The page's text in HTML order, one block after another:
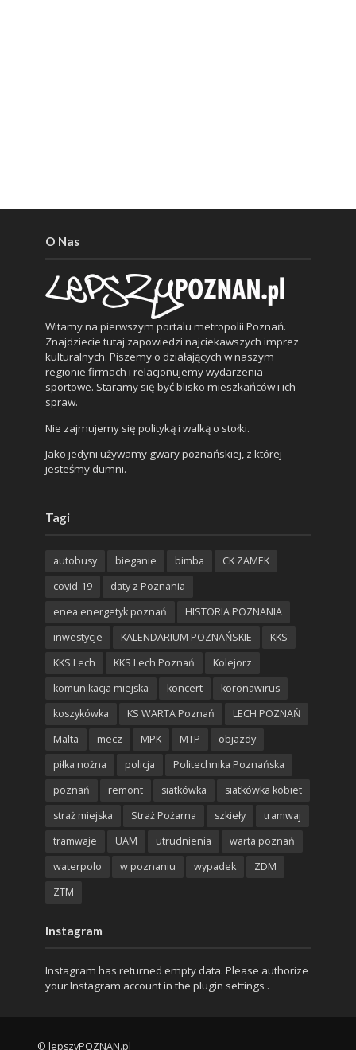
O Nas
Witamy na pierwszym portalu metropolii Poznań.
Znajdziecie tutaj zapowiedzi najciekawszych imprez
kulturalnych. Piszemy o działających w naszym
regionie firmach i relacjonujemy wydarzenia
sportowe. Staramy się być blisko mieszkańców i ich
spraw.
Nie zajmujemy się polityką i walką o stołki.
Jako jedyni używamy gwary poznańskiej, z której
jesteśmy dumni.
Tagi
autobusy bieganie bimba
CK ZAMEK
covid-19
daty z Poznania
enea energetyk poznań
HISTORIA POZNANIA
inwestycje
KALENDARIUM POZNAŃSKIE
KKS
KKS Lech
KKS Lech Poznań
Kolejorz
komunikacja miejska
koncert
koronawirus
koszykówka
KS WARTA Poznań
LECH POZNAŃ
Malta
mecz MPK MTP
objazdy
piłka nożna
policja
Politechnika Poznańska
poznań
remont siatkówka
siatkówka kobiet
straż miejska
Straż Pożarna szkieły
tramwaj
tramwaje
UAM utrudnienia
warta poznań
waterpolo
w poznaniu wypadek
ZDM
ZTM
Instagram
Instagram has returned empty data. Please authorize
your Instagram account in the plugin settings .
© lepszyPOZNAN.pl